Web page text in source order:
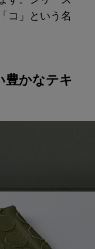
コ」という名
豊かなテキ